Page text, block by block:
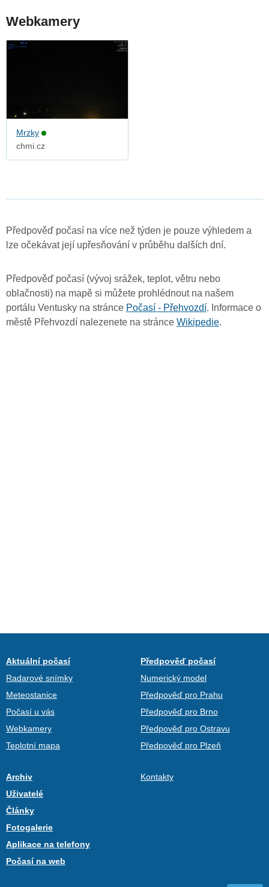
Webkamery
Mrzky
chmi.cz
Předpověď počasí na více než týden je pouze výhledem a
lze očekávat její upřesňování v průběhu dalších dní.
Předpověď počasí (vývoj srážek, teplot, větru nebo
oblačnosti) na mapě si můžete prohlédnout na našem
portálu Ventusky na stránce Počasí - Přehvozdí. Informace o
městě Přehvozdí nalezenete na stránce Wikipedie.
Aktuální počasí
Radarové snímky
Meteostanice
Počasí u vás
Webkamery
Teplotní mapa
Předpověď počasí
Numerický model
Předpověď pro Prahu
Předpověď pro Brno
Předpověď pro Ostravu
Předpověď pro Plzeň
Archiv
Uživatelé
Články
Fotogalerie
Aplikace na telefony
Počasí na web
Kontakty